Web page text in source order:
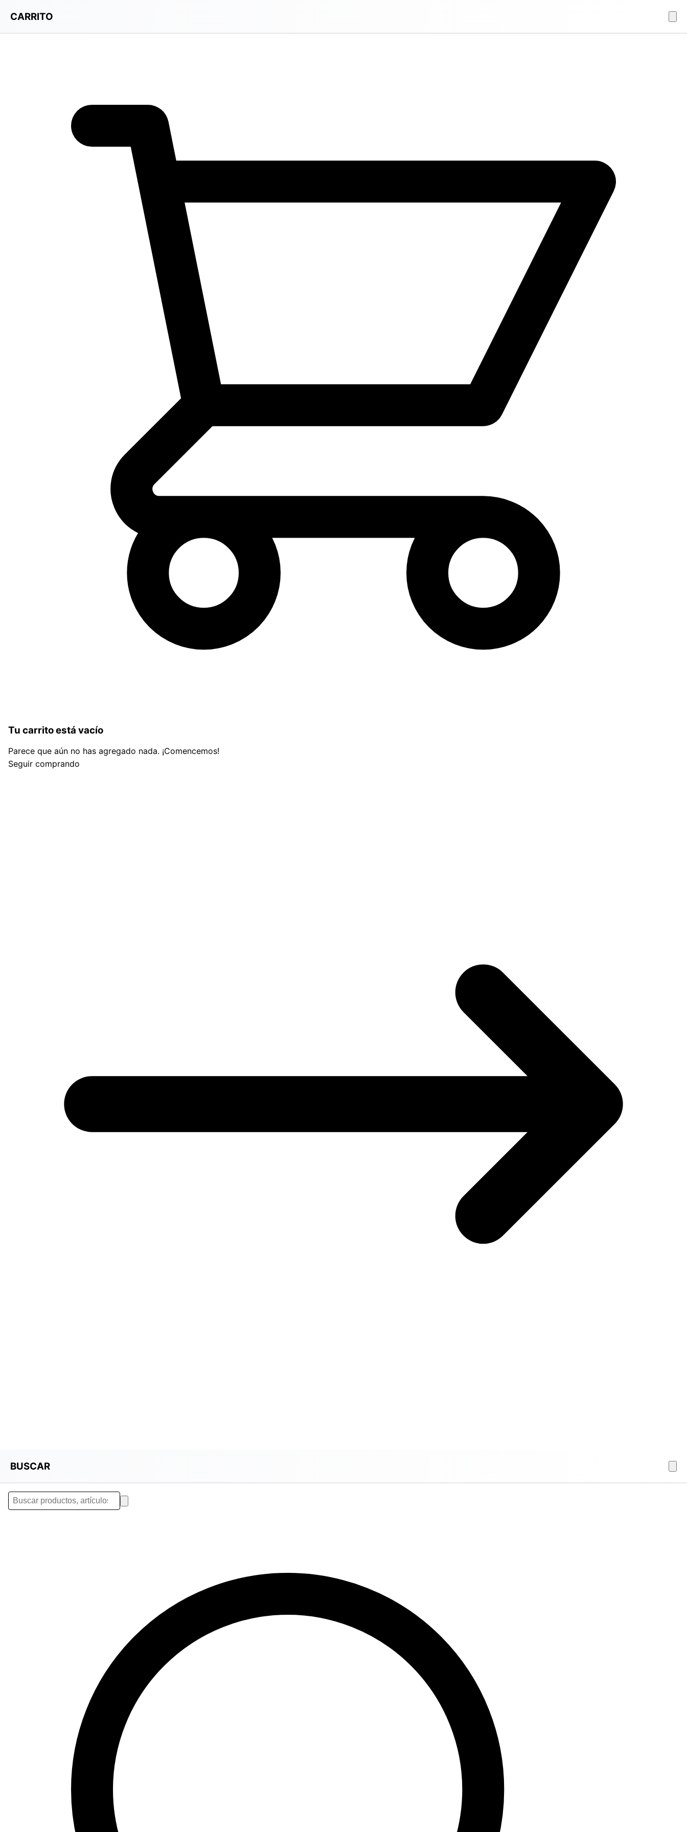
CARRITO
Tu carrito está vacío
Parece que aún no has agregado nada. ¡Comencemos!
Seguir comprando
BUSCAR